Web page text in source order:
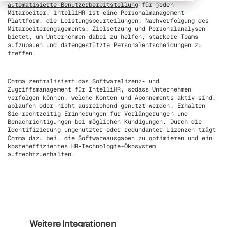
automatisierte Benutzerbereitstellung für jeden
Mitarbeiter. intelliHR ist eine Personalmanagement-
Plattform, die Leistungsbeurteilungen, Nachverfolgung des
Mitarbeiterengagements, Zielsetzung und Personalanalysen
bietet, um Unternehmen dabei zu helfen, stärkere Teams
aufzubauen und datengestützte Personalentscheidungen zu
treffen.
Corma zentralisiert das Softwarelizenz- und
Zugriffsmanagement für IntelliHR, sodass Unternehmen
verfolgen können, welche Konten und Abonnements aktiv sind,
ablaufen oder nicht ausreichend genutzt werden. Erhalten
Sie rechtzeitig Erinnerungen für Verlängerungen und
Benachrichtigungen bei möglichen Kündigungen. Durch die
Identifizierung ungenutzter oder redundanter Lizenzen trägt
Corma dazu bei, die Softwareausgaben zu optimieren und ein
kosteneffizientes HR-Technologie-Ökosystem
aufrechtzuerhalten.
Weitere Integrationen